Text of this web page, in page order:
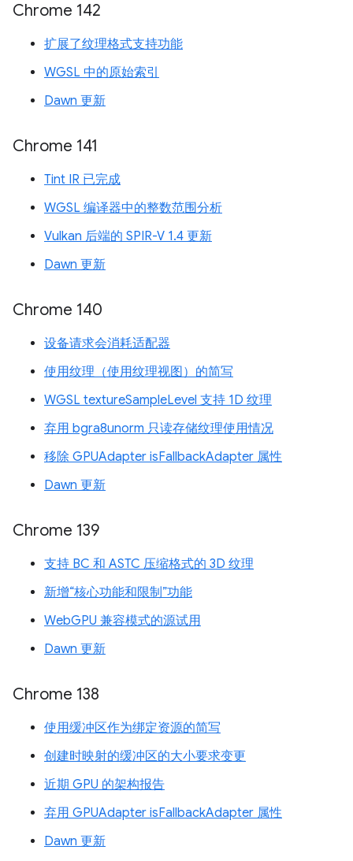
Chrome 142
扩展了纹理格式支持功能
WGSL 中的原始索引
Dawn 更新
Chrome 141
Tint IR 已完成
WGSL 编译器中的整数范围分析
Vulkan 后端的 SPIR-V 1.4 更新
Dawn 更新
Chrome 140
设备请求会消耗适配器
使用纹理（使用纹理视图）的简写
WGSL textureSampleLevel 支持 1D 纹理
弃用 bgra8unorm 只读存储纹理使用情况
移除 GPUAdapter isFallbackAdapter 属性
Dawn 更新
Chrome 139
支持 BC 和 ASTC 压缩格式的 3D 纹理
新增“核心功能和限制”功能
WebGPU 兼容模式的源试用
Dawn 更新
Chrome 138
使用缓冲区作为绑定资源的简写
创建时映射的缓冲区的大小要求变更
近期 GPU 的架构报告
弃用 GPUAdapter isFallbackAdapter 属性
Dawn 更新